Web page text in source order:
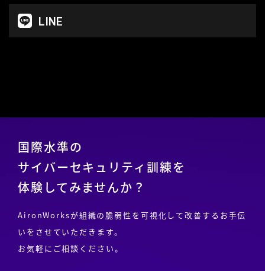
LINE
国際水準の
サイバーセキュリティ訓練を
体験してみませんか？
AironWorksが組織の脆弱性を可視化して改善するお手伝
いをさせていただきます。
お気軽にご相談ください。